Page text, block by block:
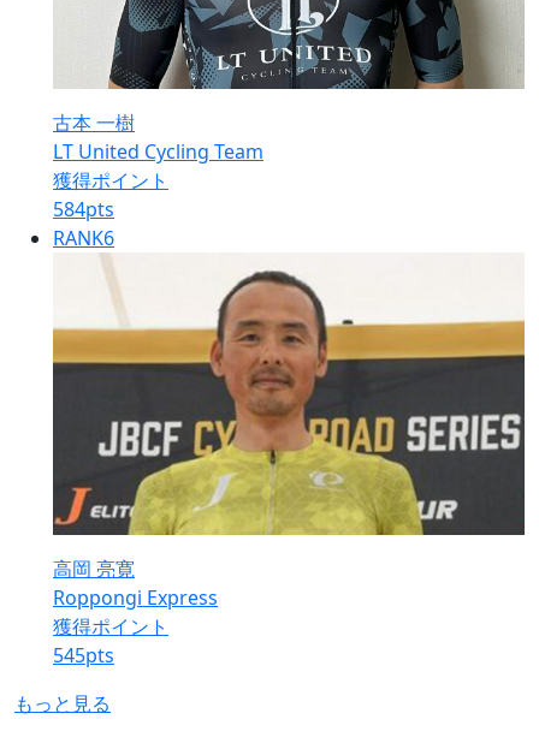
古本 一樹
LT United Cycling Team
獲得ポイント
584pts
RANK6
高岡 亮寛
Roppongi Express
獲得ポイント
545pts
もっと見る